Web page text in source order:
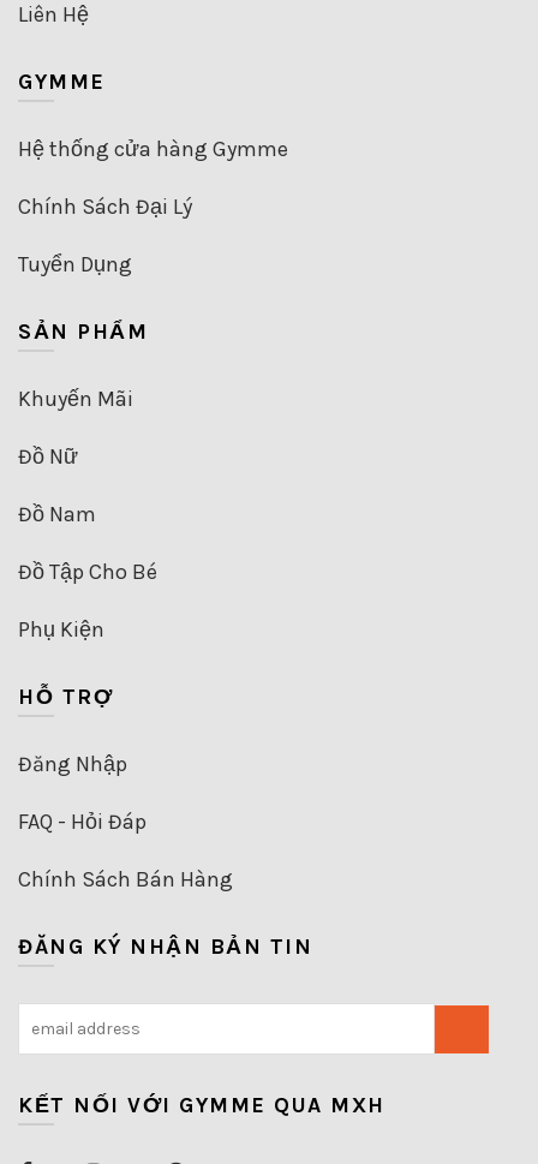
Liên Hệ
GYMME
Hệ thống cửa hàng Gymme
Chính Sách Đại Lý
Tuyển Dụng
SẢN PHẨM
Khuyến Mãi
Đồ Nữ
Đồ Nam
Đồ Tập Cho Bé
Phụ Kiện
HỖ TRỢ
Đăng Nhập
FAQ - Hỏi Đáp
Chính Sách Bán Hàng
ĐĂNG KÝ NHẬN BẢN TIN
KẾT NỐI VỚI GYMME QUA MXH